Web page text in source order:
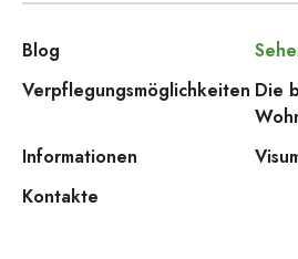
Blog
Verpflegungsmöglichkeiten Die
Informationen
Kontakte